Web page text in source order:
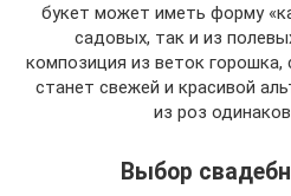
букет может иметь форму
садовых, так и из
композиция из веток
станет свежей и красивой
из роз
Выбор